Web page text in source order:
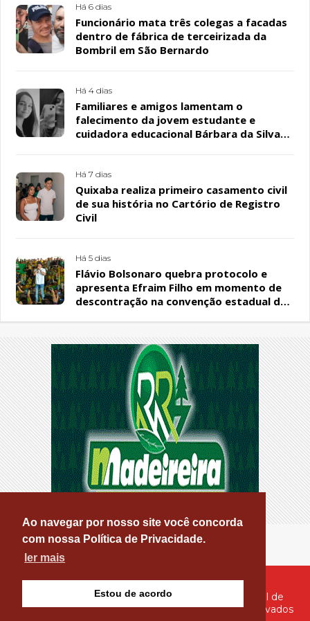
Ao navegar por nosso site você concorda
com nossa Política de Privacidade.
ler mais
Estou de acordo
Há 6 dias
Funcionário mata três colegas a facadas
dentro de fábrica de terceirizada da
Bombril em São Bernardo
Há 4 dias
Familiares e amigos lamentam o
falecimento da jovem estudante e
cuidadora educacional Bárbara da Silva
Há 7 dias
Quixaba realiza primeiro casamento civil
de sua história no Cartório de Registro
Civil
Há 5 dias
Flávio Bolsonaro quebra protocolo e
apresenta Efraim Filho em momento de
descontração na convenção estadual do
© Copyright 2026 - PATOS ONLINE - O seu Portal de
Notícias de Patos e Região - Todos os direitos reservados